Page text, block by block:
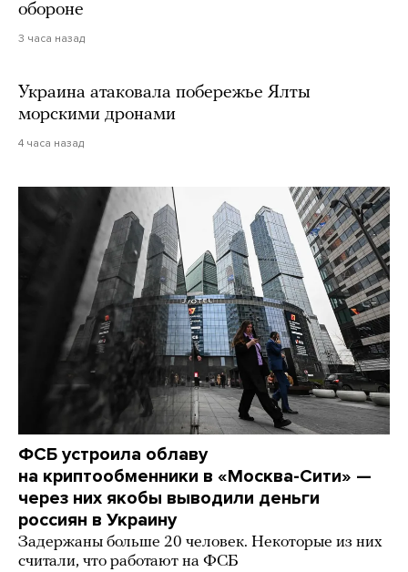
обороне
3 часа назад
Украина атаковала побережье Ялты
морскими дронами
4 часа назад
ФСБ устроила облаву
на криптообменники в «Москва-Сити» —
через них якобы выводили деньги
россиян в Украину
Задержаны больше 20 человек. Некоторые из них
считали, что работают на ФСБ